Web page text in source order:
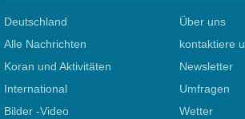
Deutschland
Alle Nachrichten
Koran und Aktivitäten
International
Bilder -Video
Über uns
kontaktiere
Newsletter
Umfragen
Wetter